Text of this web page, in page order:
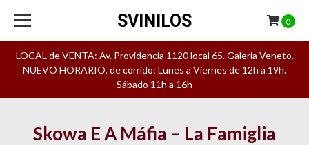
LOCAL de VENTA: Av. Providencia 1120 local 65. Galeria Veneto.
NUEVO HORARIO, de corrido: Lunes a Viernes de 12h a 19h.
Sábado 11h a 16h
SVINILOS 0
Skowa E A Máfia – La Famiglia